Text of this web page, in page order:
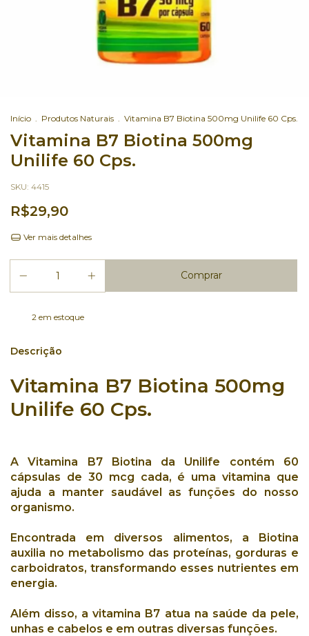
Início . Produtos Naturais . Vitamina B7 Biotina 500mg Unilife 60 Cps.
Vitamina B7 Biotina 500mg
Unilife 60 Cps.
SKU: 4415
R$29,90
Ver mais detalhes
2em estoque
Descrição
Vitamina B7 Biotina 500mg
Unilife 60 Cps.
AVitamina B7 Biotina da Unilife contém 60
cápsulas de 30 mcg cada, é umavitamina que
ajuda a manter saudável as funções do nosso
organismo.
Encontrada em diversos alimentos, a Biotina
auxilia no metabolismo das proteínas, gorduras e
carboidratos, transformando esses nutrientes em
energia.
Além disso, avitamina B7 atua na saúde da pele,
unhas e cabelos e em outras diversas funções.